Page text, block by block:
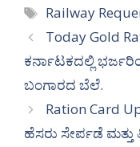
Tags
Railway
Today Gold
ಕರ್ನಾಟಕದಲ್ಲಿ
ಬಂಗಾರದ ಬೆಲೆ.
Ration Card
ಹೆಸರು ಸೇರ್ಪಡೆ